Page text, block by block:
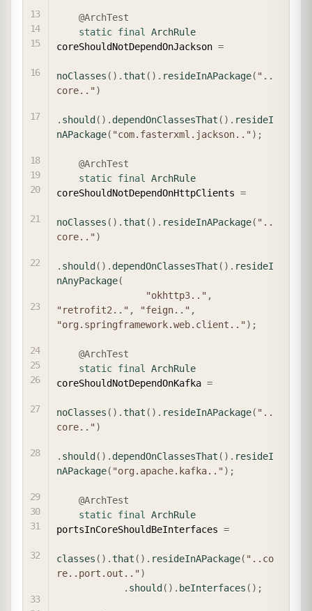
@ArchTest
static final ArchRule
coreShouldNotDependOnJackson =
noClasses ( ) .that ( ) . resideInAPackage( "..
core..")
. should ( ) . dependOnClassesThat ( ) . resideI
nAPackage( "com.fasterxml.jackson..") ;
@ArchTest
static final ArchRule
coreShouldNotDependOnHttpClients =
noClasses ( ) .that ( ) . resideInAPackage( "..
core..")
. should ( ) . dependOnClassesThat ( ) . resideI
nAnyPackage(
"okhttp3.." ,
"retrofit2.." , "feign.." ,
"org.springframework.web.client..") ;
@ArchTest
static final ArchRule
coreShouldNotDependOnKafka =
noClasses ( ) .that ( ) . resideInAPackage( "..
core..")
. should ( ) . dependOnClassesThat ( ) . resideI
nAPackage( "org.apache.kafka..") ;
@ArchTest
static final ArchRule
portsInCoreShouldBeInterfaces =
classes ( ) .that ( ) . resideInAPackage( "..co
re..port.out..")
. should ( ) . beInterfaces ( ) ;